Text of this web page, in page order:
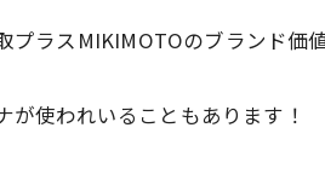
プラスMIKIMOTOのブランド価
が使われいることもあります！